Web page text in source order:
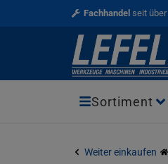
Fachhandel seit über
Sortiment
Weiter einkaufen